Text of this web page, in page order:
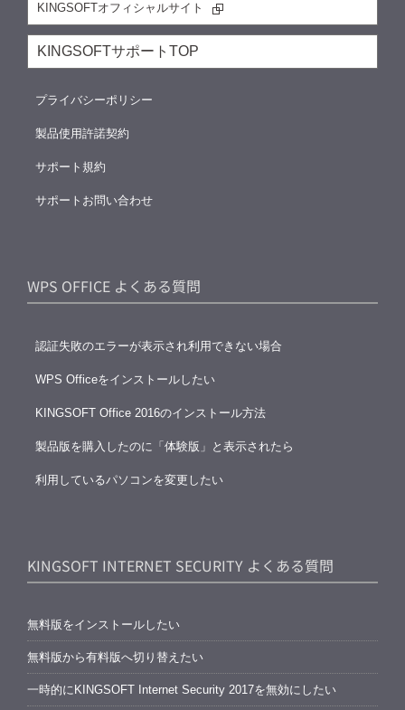
KINGSOFTオフィシャルサイト
KINGSOFTサポートTOP
プライバシーポリシー
製品使用許諾契約
サポート規約
サポートお問い合わせ
WPS OFFICE よくある質問
認証失敗のエラーが表示され利用できない場合
WPS Officeをインストールしたい
KINGSOFT Office 2016のインストール方法
製品版を購入したのに「体験版」と表示されたら
利用しているパソコンを変更したい
KINGSOFT INTERNET SECURITY よくある質問
無料版をインストールしたい
無料版から有料版へ切り替えたい
一時的にKINGSOFT Internet Security 2017を無効にしたい